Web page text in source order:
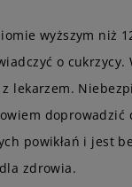
wyższym niż
o
lekarzem.
doprowadzić
powikłań i jest
zdrowia.